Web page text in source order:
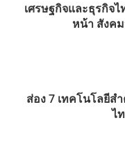
เศรษฐกิจและธุรกิจไ
หน้า สังค
ส่อง 7 เทคโนโลยีส
ไ